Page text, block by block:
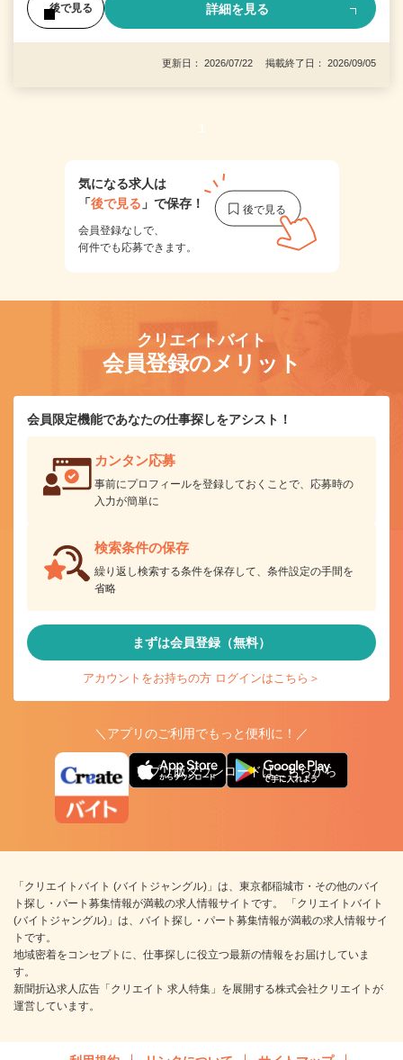
後で見る 詳細を見る
更新日： 2026/07/22 掲載終了日： 2026/09/05
1
気になる求人は
「後で見る 」で保存！
会員登録なしで、
何件でも応募できます。
クリエイトバイト
会員登録のメリット
会員限定機能であなたの仕事探しをアシスト！
カンタン応募
事前にプロフィールを登録しておくことで、応募時の
入力が簡単に
検索条件の保存
繰り返し検索する条件を保存して、条件設定の手間を
省略
まずは会員登録（無料）
アカウントをお持ちの方 ログインはこちら＞
＼アプリのご利用でもっと便利に！／
アプリ版ダウンロードはこちらから
「クリエイトバイト (バイトジャングル)」は、東京都稲城市・その他のバイ
ト探し・パート募集情報が満載の求人情報サイトです。 「クリエイトバイト
(バイトジャングル)」は、バイト探し・パート募集情報が満載の求人情報サイ
トです。
地域密着をコンセプトに、仕事探しに役立つ最新の情報をお届けしていま
す。
新聞折込求人広告「クリエイト 求人特集」を展開する株式会社クリエイトが
運営しています。